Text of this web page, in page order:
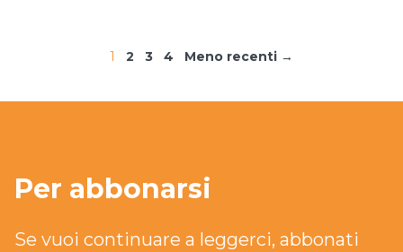
1 2 3 4 Meno recenti →
Per abbonarsi
Se vuoi continuare a leggerci, abbonati